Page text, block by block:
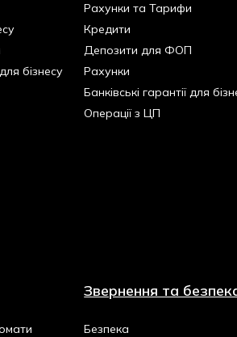
бізнесу
Рахунки та Тарифи
Кредити
Депозити для ФОП
Рахунки
Банківські гарантії для
Операції з ЦП
Звернення та
Безпека